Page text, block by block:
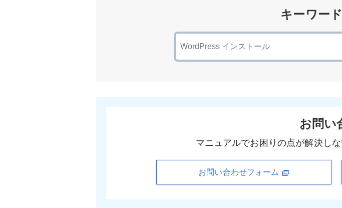
キーワー
お問い
マニュアルでお困りの点が解決し
お問い合わせフォーム